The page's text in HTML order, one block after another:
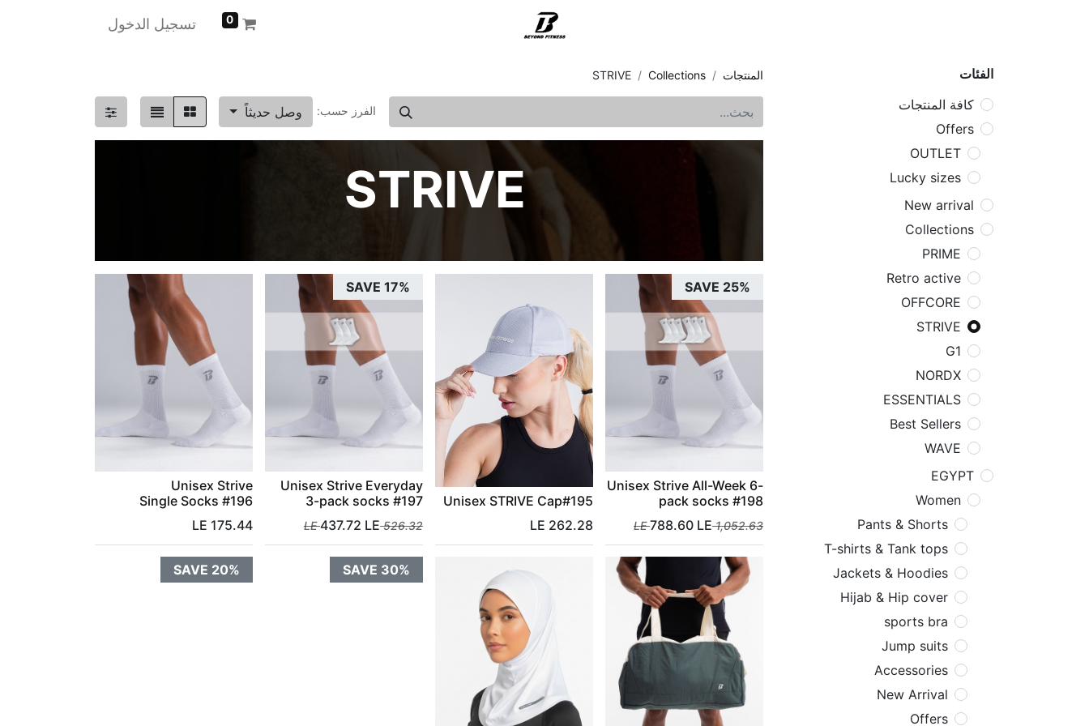
0 تسجيل الدخول
الفئات
كافة المنتجات
Offers
OUTLET
Lucky sizes
New arrival
Collections
PRIME
Retro active
OFFCORE
STRIVE
G1
NORDX
ESSENTIALS
Best Sellers
WAVE
EGYPT
Women
Pants & Shorts
T-shirts & Tank tops
Jackets & Hoodies
Hijab & Hip cover
sports bra
Jump suits
Accessories
New Arrival
Offers
المنتجات Collections
STRIVE
الفرز حسب: وصل حديثاً
STRIVE
SAVE 25%
Unisex Strive All-Week 6-
pack socks #198
1,052.63
LE
788.60 LE
Unisex STRIVE Cap#195
262.28
SAVE 17%
Unisex Strive Everyday
3-pack socks #197
526.32
LE
437.72 LE
Unisex Strive
Single Socks #196
175.44
SAVE 30%
SAVE 20%